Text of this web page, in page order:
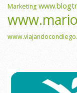
Marketing